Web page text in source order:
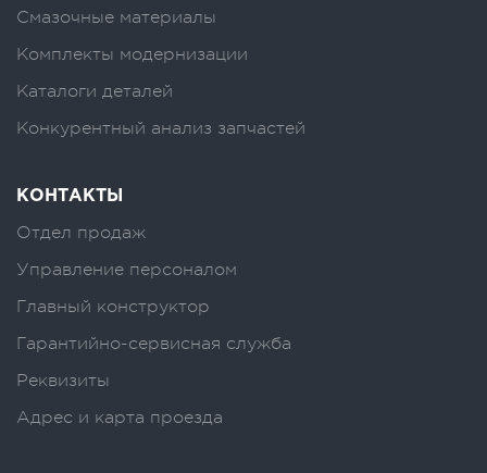
Смазочные материалы
Комплекты модернизации
Каталоги деталей
Конкурентный анализ запчастей
КОНТАКТЫ
Отдел продаж
Управление персоналом
Главный конструктор
Гарантийно-сервисная служба
Реквизиты
Адрес и карта проезда